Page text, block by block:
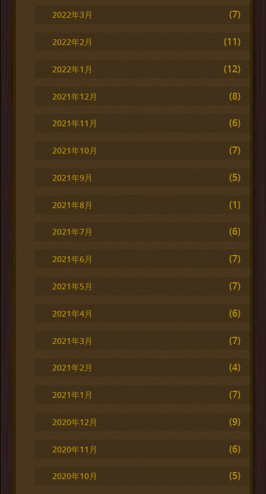
2022年3月 (7)
2022年2月 (11)
2022年1月 (12)
2021年12月 (8)
2021年11月 (6)
2021年10月 (7)
2021年9月 (5)
2021年8月 (1)
2021年7月 (6)
2021年6月 (7)
2021年5月 (7)
2021年4月 (6)
2021年3月 (7)
2021年2月 (4)
2021年1月 (7)
2020年12月 (9)
2020年11月 (6)
2020年10月 (5)